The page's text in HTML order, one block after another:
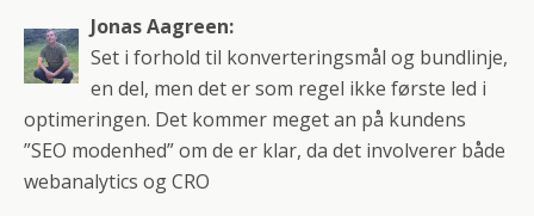
Jonas Aagreen:
Set i forhold til konverteringsmål og bundlinje,
en del, men det er som regel ikke første led i
optimeringen. Det kommer meget an på kundens
”SEO modenhed” om de er klar, da det involverer både
webanalytics og CRO